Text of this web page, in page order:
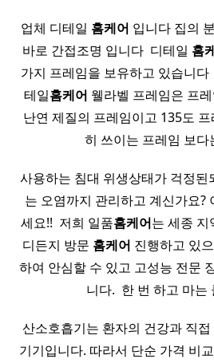
업체 디테일 홈케어 입니다 집의
바로 간접조명 입니다 ​ 디테일 홈
가지 프레임을 보유하고 있습니다 ​
테일홈케어 웰라벨 프레임은 프
난연 제질의 프레임이고 135도
히 쓰이는 프레임 보
사용하는 침대 위생상태가 걱정된
는 오염까지 관리하고 계신가요?
세요!! ​ 저희 일품홈케어는 세종 지
디든지 방문 홈케어 진행하고 있
하여 안심할 수 있고 고성능 전문
니다. ​ 한 번 하고 마
산소호흡기는 환자의 건강과 직
기기입니다. 따라서 단순 가격 비